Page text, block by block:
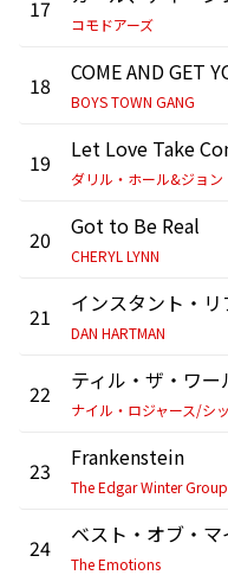
17
コモドアーズ
18
BOYS TOWN GANG
19
20 Got to Be Real
CHERYL LYNN
21
DAN HARTMAN
22
23 Frankenstein
The Edgar Winter Group
24
The Emotions